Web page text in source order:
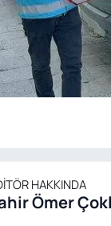
HAKKINDA
Ömer